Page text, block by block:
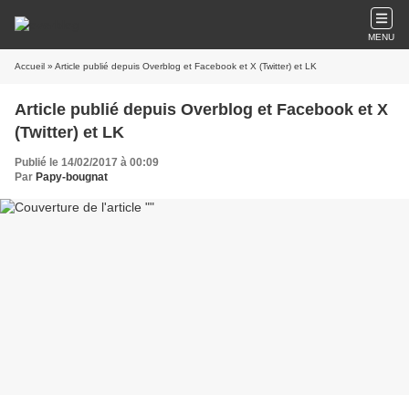
MENU
Accueil » Article publié depuis Overblog et Facebook et X (Twitter) et LK
Article publié depuis Overblog et Facebook et X
(Twitter) et LK
Publié le 14/02/2017 à 00:09
Par Papy-bougnat